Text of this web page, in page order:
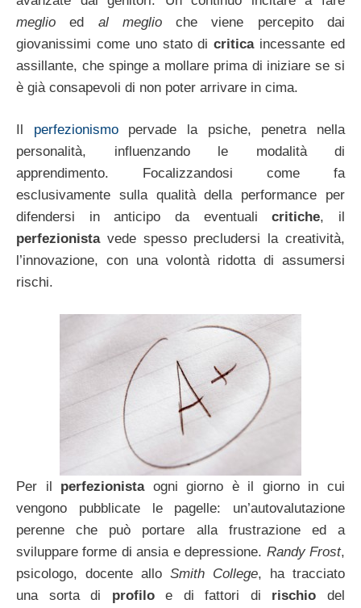
meglio ed al meglioche viene percepito dai
giovanissimi come uno stato dicriticaincessante ed
assillante, che spinge a mollare prima di iniziare se si
è già consapevoli di non poter arrivare in cima.
Il perfezionismopervade la psiche, penetra nella
personalità, influenzando le modalità di
apprendimento. Focalizzandosi come fa
esclusivamente sulla qualità della performance per
difendersi in anticipo da eventualicritiche, il
perfezionistavede spesso precludersi la creatività,
l’innovazione, con una volontà ridotta di assumersi
rischi.
Per il perfezionistaogni giorno è il giorno in cui
vengono pubblicate le pagelle: un’autovalutazione
perenne che può portare alla frustrazione ed a
sviluppare forme di ansia e depressione. Randy Frost,
psicologo, docente allo Smith College, ha tracciato
una sorta di profiloe di fattori di rischio del